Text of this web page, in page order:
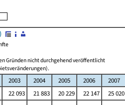
Gründen nicht durchgehend veröffentlicht
2003 2004 2005 2006 2007
22 093 21 883 20 229 22 147 25 020